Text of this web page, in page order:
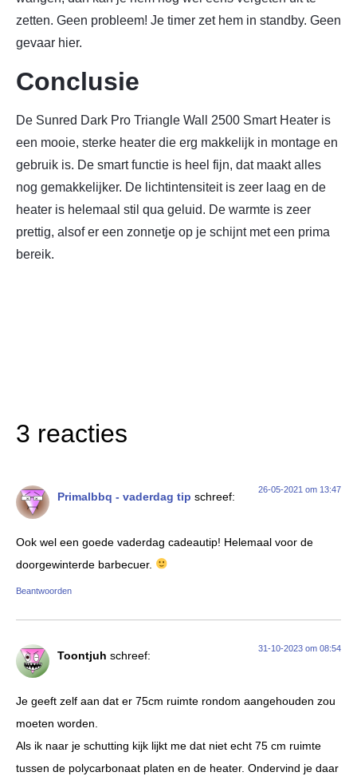
zetten. Geen probleem! Je timer zet hem in standby. Geen
gevaar hier.
Conclusie
De Sunred Dark Pro Triangle Wall 2500 Smart Heater is
een mooie, sterke heater die erg makkelijk in montage en
gebruik is. De smart functie is heel fijn, dat maakt alles
nog gemakkelijker. De lichtintensiteitis zeer laag en de
heater is helemaal stil qua geluid. De warmte is zeer
prettig, alsof er een zonnetje op je schijnt met een prima
bereik.
3 reacties
Primalbbq - vaderdag tip schreef:
26-05-2021 om 13:47
Ook wel een goede vaderdag cadeautip! Helemaal voor de
doorgewinterde barbecuer.
Beantwoorden
Toontjuh schreef:
31-10-2023 om 08:54
Je geeft zelf aan dat er 75cm ruimte rondom aangehouden zou
moeten worden.
Als ik naar je schutting kijk lijkt me dat niet echt 75 cm ruimte
tussen de polycarbonaat platen en de heater. Ondervind je daar